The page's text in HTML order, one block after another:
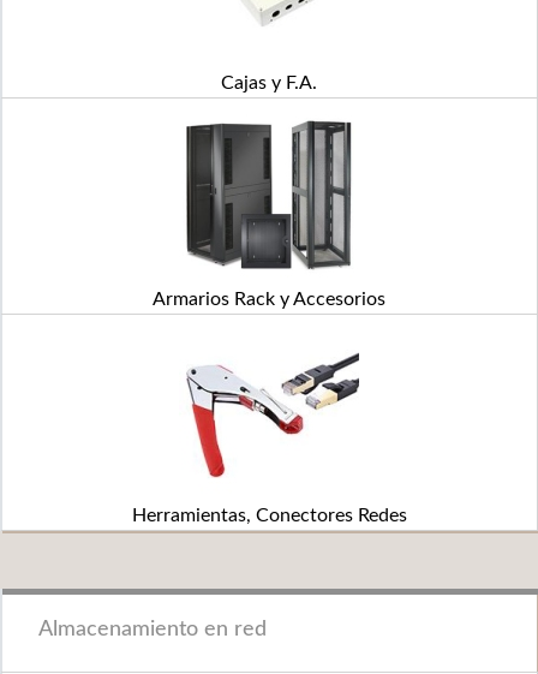
Cajas y F.A.
Armarios Rack y Accesorios
Herramientas, Conectores Redes
Almacenamiento en red